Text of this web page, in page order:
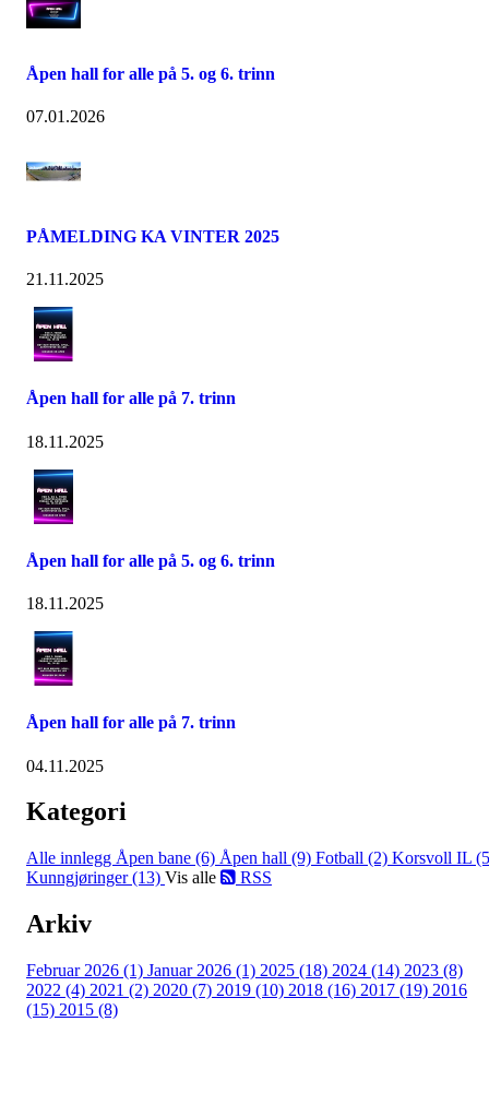
Åpen hall for alle på 5. og 6. trinn
07.01.2026
PÅMELDING KA VINTER 2025
21.11.2025
Åpen hall for alle på 7. trinn
18.11.2025
Åpen hall for alle på 5. og 6. trinn
18.11.2025
Åpen hall for alle på 7. trinn
04.11.2025
Kategori
Alle innlegg Åpen bane (6) Åpen hall (9) Fotball (2) Korsvoll IL
Kunngjøringer (13) Vis alle RSS
Arkiv
Februar 2026 (1) Januar 2026 (1) 2025 (18) 2024 (14) 2023 (8)
2022 (4) 2021 (2) 2020 (7) 2019 (10) 2018 (16) 2017 (19) 2016
(15) 2015 (8)